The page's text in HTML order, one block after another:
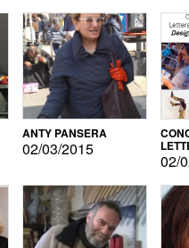
ANTY PANSERA
02/03/2015
02/